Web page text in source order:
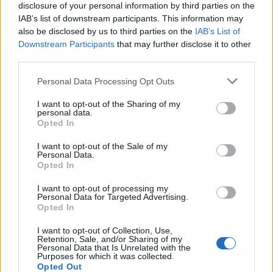
disclosure of your personal information by third parties on the
IAB’s list of downstream participants. This information may
also be disclosed by us to third parties on the IAB’s List of
Downstream Participants that may further disclose it to other
Personal Data Processing Opt Outs
I want to opt-out of the Sharing of my
personal data.
Opted In
I want to opt-out of the Sale of my
Personal Data.
Opted In
I want to opt-out of processing my
Personal Data for Targeted Advertising.
Opted In
I want to opt-out of Collection, Use,
Retention, Sale, and/or Sharing of my
Personal Data that Is Unrelated with the
Purposes for which it was collected.
Opted Out